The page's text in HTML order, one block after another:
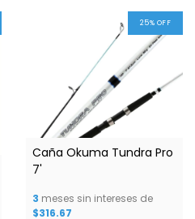
1/ 9
25% OFF
Caña Okuma Tundra Pro
7'
3 meses sin intereses de
$316.67